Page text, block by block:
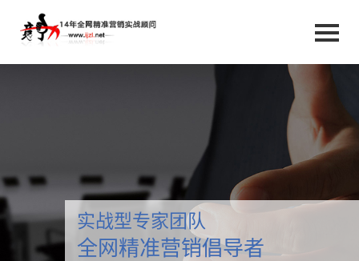
实战型专家团队
全网精准营销倡导者